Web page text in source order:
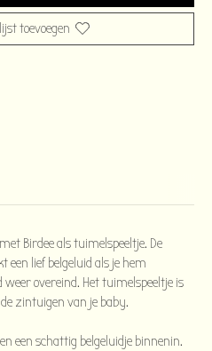
toevoegen
Birdee als tuimelspeeltje. De
lief belgeluid als je hem
overeind. Het tuimelspeeltje is
zintuigen van je baby.
een schattig belgeluidje binnenin.